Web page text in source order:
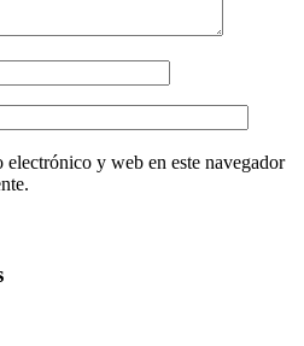
y web en este navegador